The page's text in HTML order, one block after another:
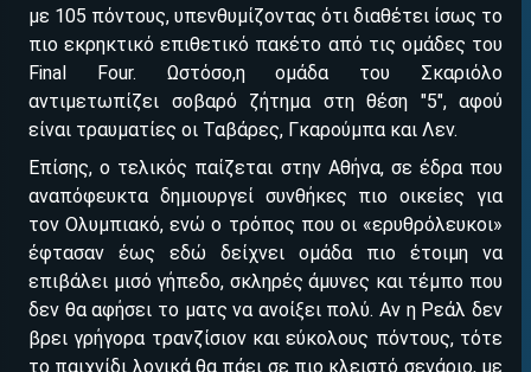
με 105 πόντους, υπενθυμίζοντας ότι διαθέτει ίσως το
πιο εκρηκτικό επιθετικό πακέτο από τις ομάδες του
Final Four. Ωστόσο,η ομάδα του Σκαριόλο
αντιμετωπίζει σοβαρό ζήτημα στη θέση "5", αφού
είναι τραυματίες οι Ταβάρες, Γκαρούμπα και Λεν.
Επίσης, ο τελικός παίζεται στην Αθήνα, σε έδρα που
αναπόφευκτα δημιουργεί συνθήκες πιο οικείες για
τον Ολυμπιακό, ενώ ο τρόπος που οι «ερυθρόλευκοι»
έφτασαν έως εδώ δείχνει ομάδα πιο έτοιμη να
επιβάλει μισό γήπεδο, σκληρές άμυνες και τέμπο που
δεν θα αφήσει το ματς να ανοίξει πολύ. Αν η Ρεάλ δεν
βρει γρήγορα τρανζίσιον και εύκολους πόντους, τότε
το παιχνίδι λογικά θα πάει σε πιο κλειστό σενάριο, με
ΕΓΚΡΙΣΗ ΑΠΟ ΑΡΧΟΝΤΑ ΕΓΚΡΙΣΗ ΑΠΟ ΑΡΧΟΝΤΑ